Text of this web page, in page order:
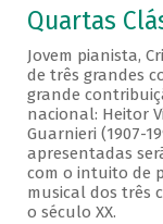
Quartas
Jovem pianista,
de três grandes
grande
nacional: Heitor
Guarnieri (1907-
apresentadas
com o intuito de
musical dos três
o século XX.